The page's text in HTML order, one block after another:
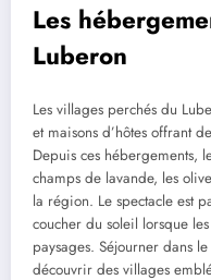
Les
Luberon
Les villages perchés du
et maisons d’hôtes offrant
Depuis ces hébergements,
champs de lavande, les
la région. Le spectacle est
coucher du soleil lorsque
paysages. Séjourner dans
découvrir des villages